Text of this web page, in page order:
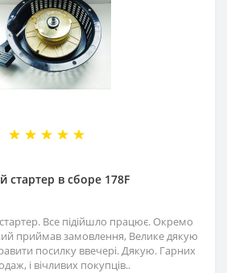
стартер в сборе 178F
Все підійшло працює. Окремо
приймав замовлення, Велике дякую
посилку ввечері. Дякую. Гарних
і вічливих покупців..